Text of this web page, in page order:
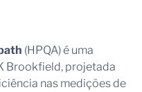
(HPQA) é uma
Brookfield, projetada
nas medições de